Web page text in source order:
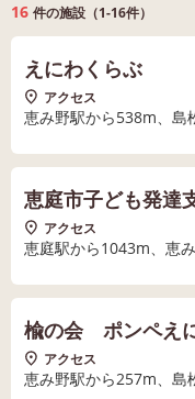
16 件の施設（1-16件）
えにわくらぶ
アクセス
恵み野駅から538m、島
恵庭市子ども発達
アクセス
恵庭駅から1043m、恵
楡の会 ポンペえ
アクセス
恵み野駅から257m、島